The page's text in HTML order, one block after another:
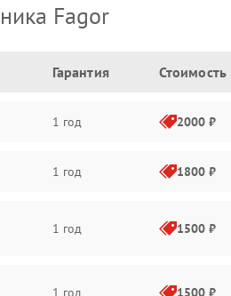
Fagor
Гарантия Стоимость
1 год 2000 ₽
1 год 1800 ₽
1 год 1500 ₽
1 год 1500 ₽